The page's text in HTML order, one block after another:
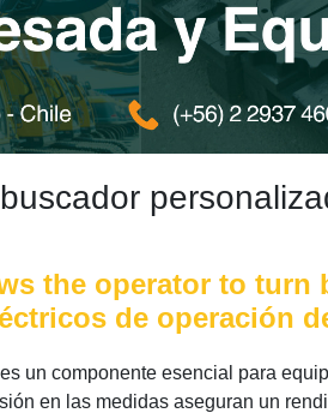
the operator to
de operación
es un componente esencial para
en las medidas aseguran un